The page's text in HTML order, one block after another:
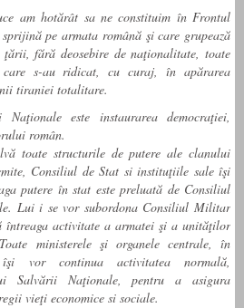
am hotărât sa ne constituim în Frontul
pe armata română şi care grupează
ţării, fără deosebire de naţionalitate, toate
s-au ridicat, cu curaj, în apărarea
tiraniei totalitare.
este instaurarea democraţiei,
român.
toate structurile de putere ale clanului
Consiliul de Stat si instituţiile sale îşi
putere în stat este preluată de Consiliul
Lui i se vor subordona Consiliul Militar
întreaga activitate a armatei şi a unităţilor
ministerele şi organele centrale, în
vor continua activitatea normală,
Salvării Naţionale, pentru a asigura
vieţi economice si sociale.